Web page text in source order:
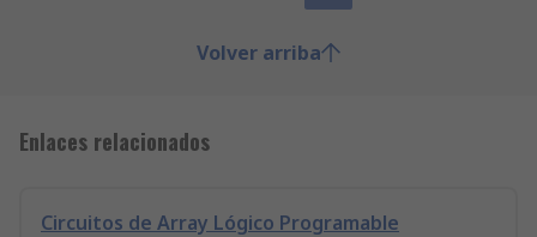
Volver arriba
Enlaces relacionados
Circuitos de Array Lógico Programable